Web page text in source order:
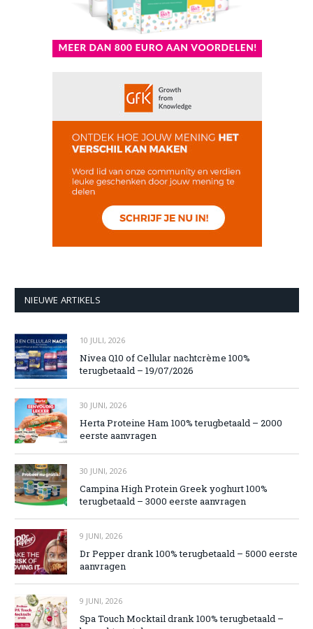
NIEUWE ARTIKELS
10 JULI, 2026
Nivea Q10 of Cellular nachtcrème 100%
terugbetaald – 19/07/2026
30 JUNI, 2026
Herta Proteine Ham 100% terugbetaald – 2000
eerste aanvragen
30 JUNI, 2026
Campina High Protein Greek yoghurt 100%
terugbetaald – 3000 eerste aanvragen
9 JUNI, 2026
Dr Pepper drank 100% terugbetaald – 5000 eerste
aanvragen
9 JUNI, 2026
Spa Touch Mocktail drank 100% terugbetaald –